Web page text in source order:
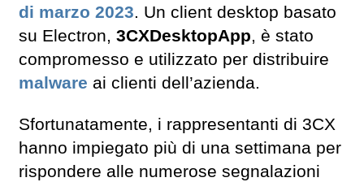
di marzo 2023. Un client desktop basato
su Electron, 3CXDesktopApp, è stato
compromesso e utilizzato per distribuire
malware ai clienti dell’azienda.
Sfortunatamente, i rappresentanti di 3CX
hanno impiegato più di una settimana per
rispondere alle numerose segnalazioni